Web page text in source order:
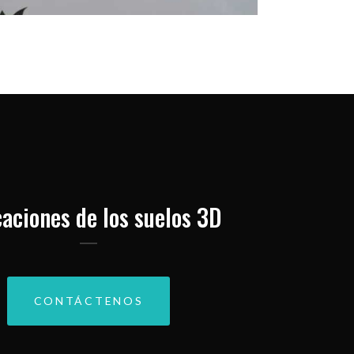
de los suelos 3D
CONTÁCTENOS